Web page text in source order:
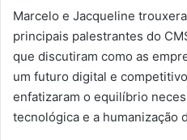
Marcelo e Jacqueline
principais palestrantes do
que discutiram como as
um futuro digital e
enfatizaram o equilíbrio
tecnológica e a humanização